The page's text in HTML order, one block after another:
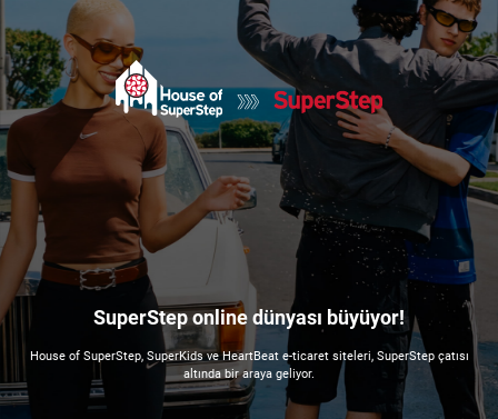
SuperStep online dünyası büyüyor!
House of SuperStep, SuperKids ve HeartBeat e-ticaret siteleri, SuperStep çatısı
altında bir araya geliyor.